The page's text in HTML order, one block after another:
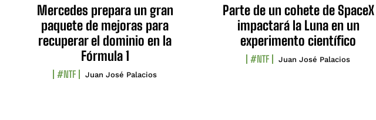
Mercedes prepara un gran
paquete de mejoras para
recuperar el dominio en la
Fórmula 1
#NTF Juan José Palacios
Parte de un cohete de SpaceX
impactará la Luna en un
experimento científico
#NTF Juan José Palacios